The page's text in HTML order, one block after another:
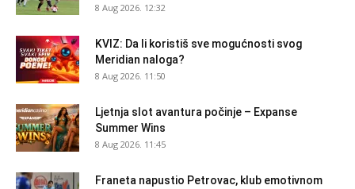
8 Aug 2026. 12:32
KVIZ: Da li koristiš sve mogućnosti svog
Meridian naloga?
8 Aug 2026. 11:50
Ljetnja slot avantura počinje – Expanse
Summer Wins
8 Aug 2026. 11:45
Franeta napustio Petrovac, klub emotivnom